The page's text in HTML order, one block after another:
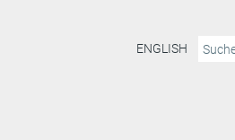
ENGLISH